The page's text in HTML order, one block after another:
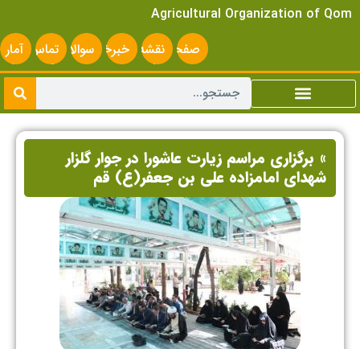
Agricultural Organization of Qom
صفحه
اصلی
نقشه
سایت
خبرخوانسوالات
متداول
تماس
با ما
آمار
» برگزاری مراسم زیارت عاشورا در جوار گلزار
شهدای امامزاده علی بن جعفر(ع) قم